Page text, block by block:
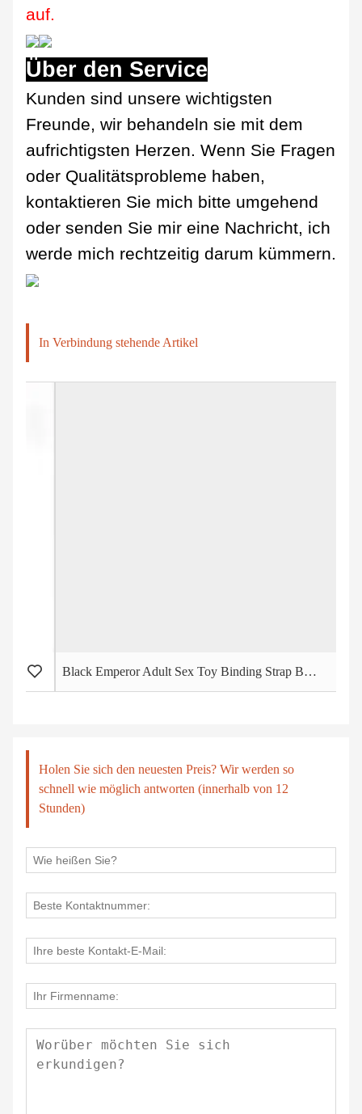
auf.
Über den Service
Kunden sind unsere wichtigsten
Freunde, wir behandeln sie mit dem
aufrichtigsten Herzen. Wenn Sie Fragen
oder Qualitätsprobleme haben,
kontaktieren Sie mich bitte umgehend
oder senden Sie mir eine Nachricht, ich
werde mich rechtzeitig darum kümmern.
In Verbindung stehende Artikel
Black Emperor Adult Sex Toy Binding Strap BDSM Edelstahl Hängering Seil Erwachsene Produkte Großhandel
Holen Sie sich den neuesten Preis? Wir werden so
schnell wie möglich antworten (innerhalb von 12
Stunden)